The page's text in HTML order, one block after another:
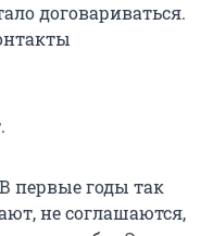
договариваться.
первые годы так
не соглашаются,